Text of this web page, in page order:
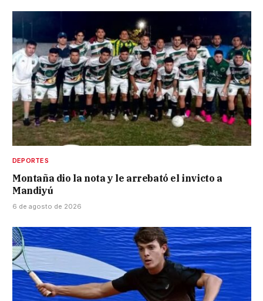
DEPORTES
Montaña dio la nota y le arrebató el invicto a
Mandiyú
6 de agosto de 2026